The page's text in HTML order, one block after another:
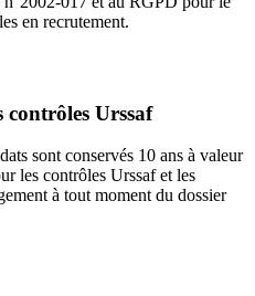
en recrutement.
contrôles Urssaf
sont conservés 10 ans à valeur
les contrôles Urssaf et les
à tout moment du dossier